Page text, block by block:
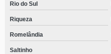
Rio do Sul
Riqueza
Romelândia
Saltinho